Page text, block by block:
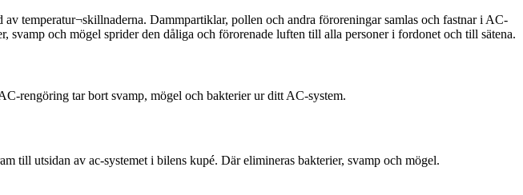
temperatur¬skillnaderna. Dammpartiklar, pollen och andra föroreningar samlas och fastnar i AC-
och mögel sprider den dåliga och förorenade luften till alla personer i fordonet och till sätena.
rengöring tar bort svamp, mögel och bakterier ur ditt AC-system.
till utsidan av ac-systemet i bilens kupé. Där elimineras bakterier, svamp och mögel.